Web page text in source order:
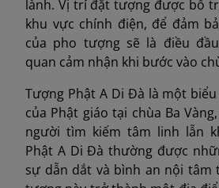
lành. Vị trí đặt tượng được bố
khu vực chính điện, để đảm
của pho tượng sẽ là điều
quan cảm nhận khi bước vào
Tượng Phật A Di Đà là một
của Phật giáo tại chùa Ba
người tìm kiếm tâm linh lẫn
Phật A Di Đà thường được
sự dẫn dắt và bình an nội tâm